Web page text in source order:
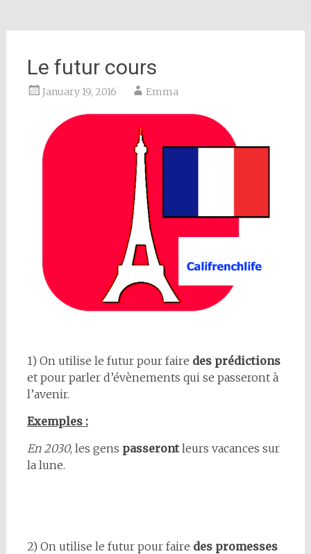
Le futur cours
January 19, 2016 Emma
1) On utilise le futur pour faire des prédictions
et pour parler d’évènements qui se passeront à
l’avenir.
Exemples :
En 2030, les gens passerontleurs vacances sur
la lune.
2) On utilise le futur pour faire des promesses